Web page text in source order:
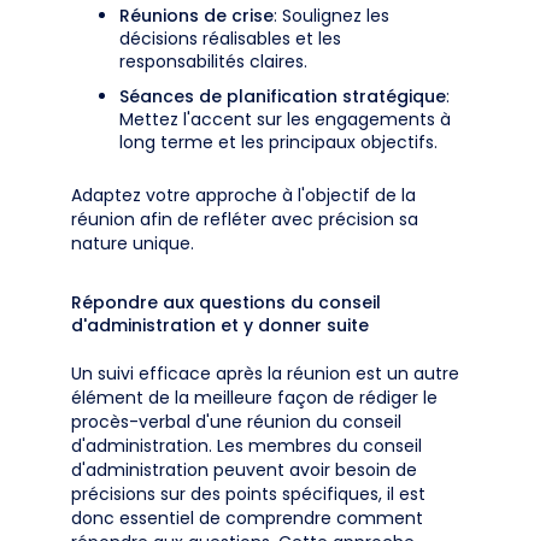
Réunions de crise: Soulignez les
décisions réalisables et les
responsabilités claires.
Séances de planification stratégique:
Mettez l'accent sur les engagements à
long terme et les principaux objectifs.
Adaptez votre approche à l'objectif de la
réunion afin de refléter avec précision sa
nature unique.
Répondre aux questions du conseil
d'administration et y donner suite
Un suivi efficace après la réunion est un autre
élément de la meilleure façon de rédiger le
procès-verbal d'une réunion du conseil
d'administration. Les membres du conseil
d'administration peuvent avoir besoin de
précisions sur des points spécifiques, il est
donc essentiel de comprendre comment